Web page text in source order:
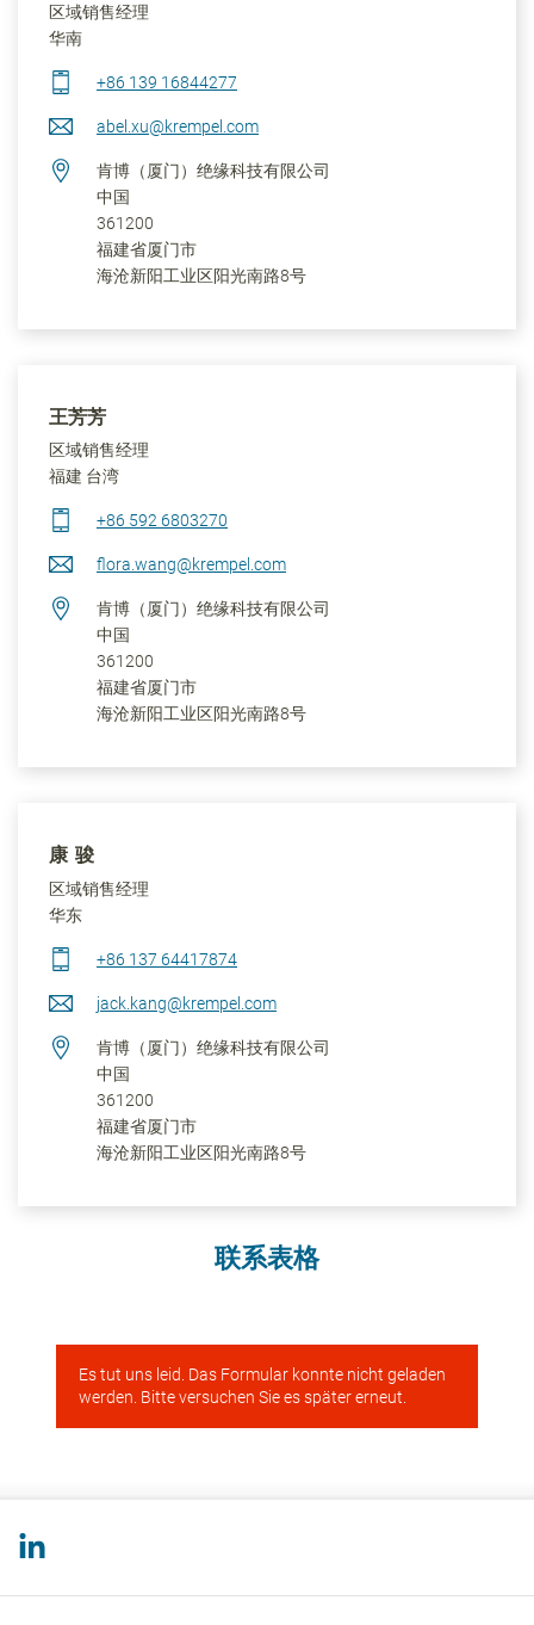
区域销售经理
华南
+86 139 16844277
abel.xu@krempel.com
肯博（厦门）绝缘科技有限公司
中国
361200
福建省厦门市
海沧新阳工业区阳光南路8号
王芳芳
区域销售经理
福建 台湾
+86 592 6803270
flora.wang@krempel.com
肯博（厦门）绝缘科技有限公司
中国
361200
福建省厦门市
海沧新阳工业区阳光南路8号
康 骏
区域销售经理
华东
+86 137 64417874
jack.kang@krempel.com
肯博（厦门）绝缘科技有限公司
中国
361200
福建省厦门市
海沧新阳工业区阳光南路8号
联系表格